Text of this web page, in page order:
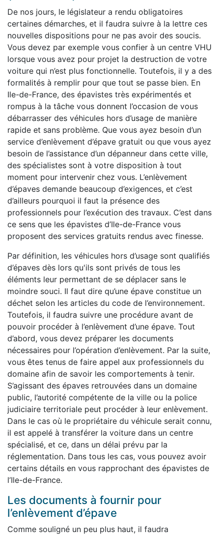
De nos jours, le législateur a rendu obligatoires
certaines démarches, et il faudra suivre à la lettre ces
nouvelles dispositions pour ne pas avoir des soucis.
Vous devez par exemple vous confier à un centre VHU
lorsque vous avez pour projet la destruction de votre
voiture qui n’est plus fonctionnelle. Toutefois, il y a des
formalités à remplir pour que tout se passe bien. En
Ile-de-France, des épavistes très expérimentés et
rompus à la tâche vous donnent l’occasion de vous
débarrasser des véhicules hors d’usage de manière
rapide et sans problème. Que vous ayez besoin d’un
service d’enlèvement d’épave gratuit ou que vous ayez
besoin de l’assistance d’un dépanneur dans cette ville,
des spécialistes sont à votre disposition à tout
moment pour intervenir chez vous. L’enlèvement
d’épaves demande beaucoup d’exigences, et c’est
d’ailleurs pourquoi il faut la présence des
professionnels pour l’exécution des travaux. C’est dans
ce sens que les épavistes d’Ile-de-France vous
proposent des services gratuits rendus avec finesse.
Par définition, les véhicules hors d’usage sont qualifiés
d’épaves dès lors qu'ils sont privés de tous les
éléments leur permettant de se déplacer sans le
moindre souci. Il faut dire qu’une épave constitue un
déchet selon les articles du code de l’environnement.
Toutefois, il faudra suivre une procédure avant de
pouvoir procéder à l’enlèvement d’une épave. Tout
d’abord, vous devez préparer les documents
nécessaires pour l’opération d’enlèvement. Par la suite,
vous êtes tenus de faire appel aux professionnels du
domaine afin de savoir les comportements à tenir.
S’agissant des épaves retrouvées dans un domaine
public, l’autorité compétente de la ville ou la police
judiciaire territoriale peut procéder à leur enlèvement.
Dans le cas où le propriétaire du véhicule serait connu,
il est appelé à transférer la voiture dans un centre
spécialisé, et ce, dans un délai prévu par la
réglementation. Dans tous les cas, vous pouvez avoir
certains détails en vous rapprochant des épavistes de
l’Ile-de-France.
Les documents à fournir pour
l’enlèvement d’épave
Comme souligné un peu plus haut, il faudra